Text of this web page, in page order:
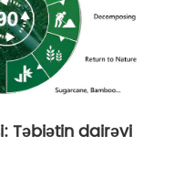
Təbiətin dairəvi